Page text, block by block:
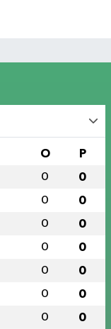
O P
0 0
0 0
0 0
0 0
0 0
0 0
0 0